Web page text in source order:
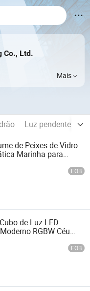
Co., Ltd.
Mais
Luz pendente
de Peixes de Vidro
Marinha para
Restaurante, Loja
FOB
de Luz LED
RGBW Céu
de Teto Designer
em Grande
FOB